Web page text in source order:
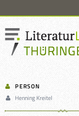
PERSON
Henning Kreitel